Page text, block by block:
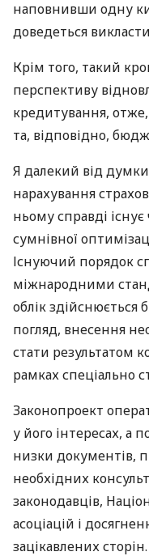
наповнивши одну
доведеться
Крім того, такий
перспективу
кредитування,
та, відповідно,
Я далекий від
нарахування
ньому справді
сумнівної
Існуючий порядок
міжнародними
облік здійснюється
погляд, внесення
стати результатом
рамках спеціально
Законопроект
у його інтересах, а
низки документів,
необхідних
законодавців,
асоціацій і
зацікавлених